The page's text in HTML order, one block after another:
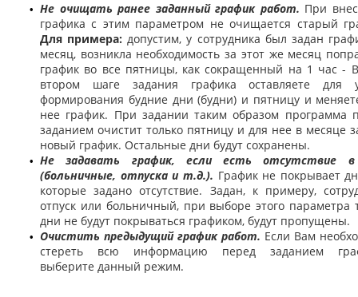
• Не очищать ранее заданный график работ. При
графика с этим параметром не очищается старый
Для примера: допустим, у сотрудника был задан
месяц, возникла необходимость за этот же месяц
график во все пятницы, как сокращенный на 1 час -
втором шаге задания графика оставляете для
формирования будние дни (будни) и пятницу и
нее график. При задании таким образом программа
заданием очистит только пятницу и для нее в месяце
новый график. Остальные дни будут сохранены.
• Не задавать график, если есть отсутствие
(больничные, отпуска и т.д.). График не покрывает
которые задано отсутствие. Задан, к примеру,
отпуск или больничный, при выборе этого параметра
дни не будут покрываться графиком, будут пропущены.
• Очистить предыдущий график работ. Если Вам
стереть всю информацию перед заданием
выберите данный режим.